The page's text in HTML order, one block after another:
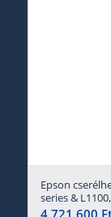
Epson
series &